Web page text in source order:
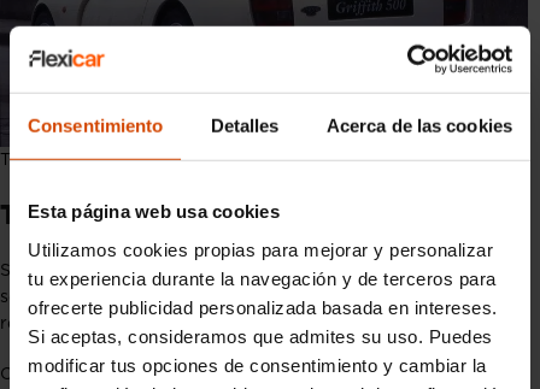
Consentimiento Detalles Acerca de las cookies
Esta página web usa cookies
Utilizamos cookies propias para mejorar y personalizar
tu experiencia durante la navegación y de terceros para
ofrecerte publicidad personalizada basada en intereses.
Si aceptas, consideramos que admites su uso. Puedes
modificar tus opciones de consentimiento y cambiar la
TVR Griffith
TVR Chimaera (1992-2003)
Similar en espíritu al Griffith, el Chimaera estaba diseñado para
ser un gran turismo más cómodo, pero sin sacrificar el
rendimiento.
Con motores V8 que iban desde los 4.0 hasta los 5.0 litros, el